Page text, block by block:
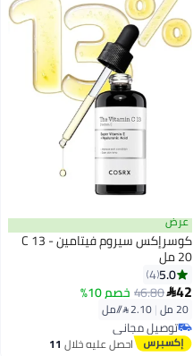
عرض
كوسرإكس سيروم فيتامين C 13 -
20 مل
5.0
4
42
46.80خصم 10%
20 مل |2.10 /⁨/مل⁩
توصيل مجاني
توصيل مجانياحصل عليه خلال 11